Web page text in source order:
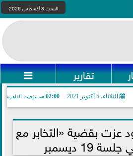
السبت 8 أغسطس 2026
تقارير 
الثلاثاء، 5 أكتوبر 2021 02:00 مـ بتوقيت القاهرة
عزت بقضية «التخابر مع
19 ديسمبر